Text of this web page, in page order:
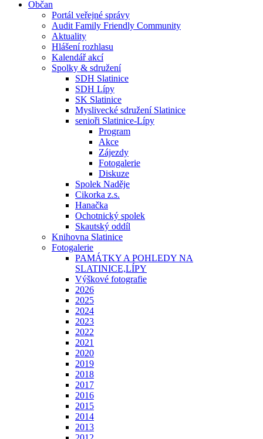
Občan
Portál veřejné správy
Audit Family Friendly Community
Aktuality
Hlášení rozhlasu
Kalendář akcí
Spolky & sdružení
SDH Slatinice
SDH Lípy
SK Slatinice
Myslivecké sdružení Slatinice
senioři Slatinice-Lípy
Program
Akce
Zájezdy
Fotogalerie
Diskuze
Spolek Naděje
Cikorka z.s.
Hanačka
Ochotnický spolek
Skautský oddíl
Knihovna Slatinice
Fotogalerie
PAMÁTKY A POHLEDY NA
SLATINICE,LÍPY
Výškové fotografie
2026
2025
2024
2023
2022
2021
2020
2019
2018
2017
2016
2015
2014
2013